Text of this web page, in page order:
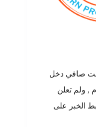
صافي دخل
بلغ 337.3 مليون ريال في عام 1996م , ولم تعلن
الخبر على